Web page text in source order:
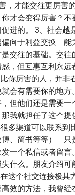
，才能交往更厉害
才会变得厉害？不
进的。 3、社会越
向于利益交换，能
交往的基础。交往
，但互惠互利永远
你厉害的人，并非
会有需要你的地方
但他们还是需要一
我就担任了这个提
多渠道可以联系到
、简书等等），只
一个私信或者留言
什么。朋友介绍可
这个社交连接极其
效的方法，我曾经